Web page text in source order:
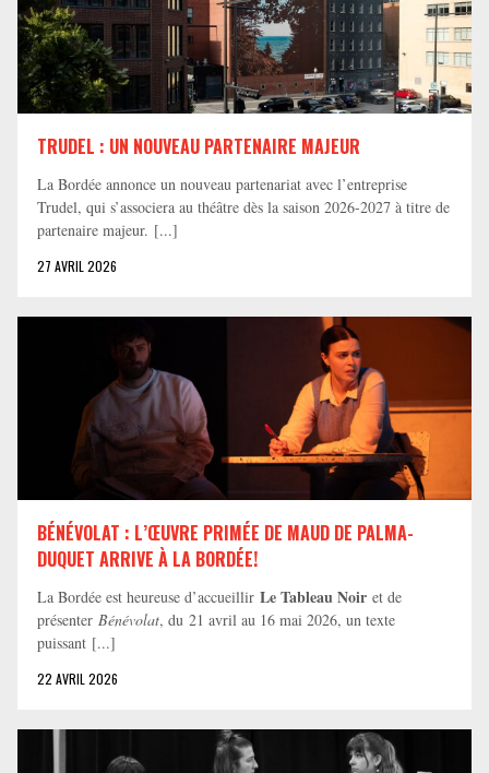
TRUDEL : UN NOUVEAU PARTENAIRE MAJEUR
La Bordée annonce un nouveau partenariat avec l’entreprise
Trudel, qui s’associera au théâtre dès la saison 2026-2027 à titre de
partenaire majeur. [...]
27 AVRIL 2026
BÉNÉVOLAT : L’ŒUVRE PRIMÉE DE MAUD DE PALMA-
DUQUET ARRIVE À LA BORDÉE!
La Bordée est heureuse d’accueillir Le Tableau Noir et de
présenter Bénévolat, du 21 avril au 16 mai 2026, un texte
puissant [...]
22 AVRIL 2026